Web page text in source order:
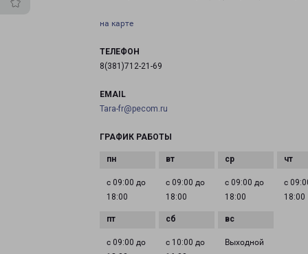
на карте
ТЕЛЕФОН
8(381)712-21-69
EMAIL
Tara-fr@pecom.ru
ГРАФИК РАБОТЫ
с 09:00 до
18:00
с 09:00 до
18:00
с 09:00 до
18:00
с
18:00
с 09:00 до
с 10:00 до
Выходной